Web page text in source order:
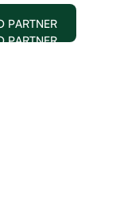
PARTNER
PARTNER